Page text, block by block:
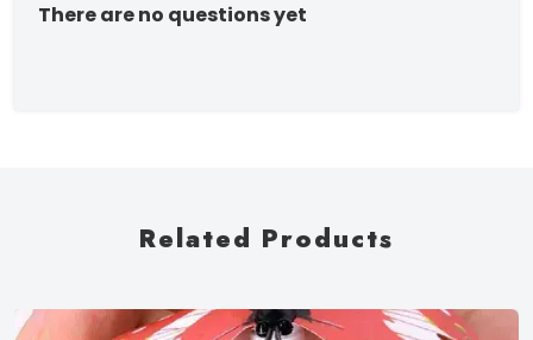
There are no questions yet
Related Products